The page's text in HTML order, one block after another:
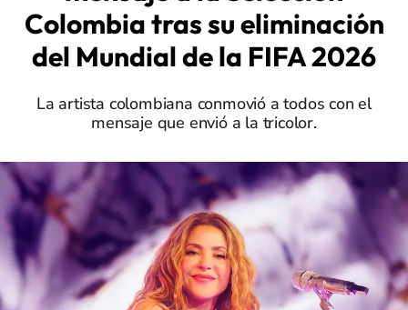
Colombia tras su eliminación
del Mundial de la FIFA 2026
La artista colombiana conmovió a todos con el
mensaje que envió a la tricolor.